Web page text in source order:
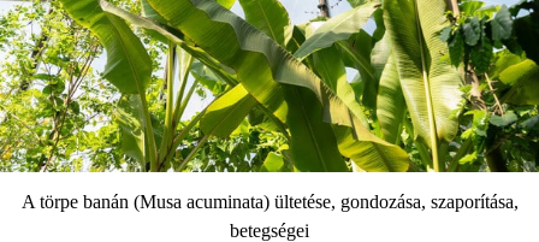
A törpe banán (Musa acuminata) ültetése, gondozása, szaporítása,
betegségei